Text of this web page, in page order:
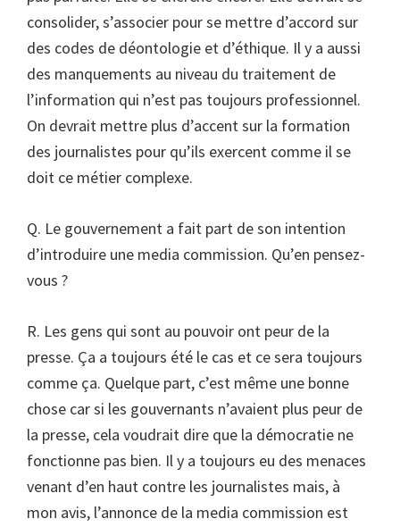
consolider, s’associer pour se mettre d’accord sur
des codes de déontologie et d’éthique. Il y a aussi
des manquements au niveau du traitement de
l’information qui n’est pas toujours professionnel.
On devrait mettre plus d’accent sur la formation
des journalistes pour qu’ils exercent comme il se
doit ce métier complexe.
Q. Le gouvernement a fait part de son intention
d’introduire une media commission. Qu’en pensez-
vous ?
R. Les gens qui sont au pouvoir ont peur de la
presse. Ça a toujours été le cas et ce sera toujours
comme ça. Quelque part, c’est même une bonne
chose car si les gouvernants n’avaient plus peur de
la presse, cela voudrait dire que la démocratie ne
fonctionne pas bien. Il y a toujours eu des menaces
venant d’en haut contre les journalistes mais, à
mon avis, l’annonce de la media commission est